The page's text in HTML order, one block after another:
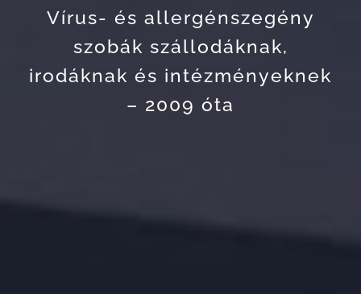
Vírus- és allergénszegény
szobák szállodáknak,
irodáknak és intézményeknek
– 2009 óta